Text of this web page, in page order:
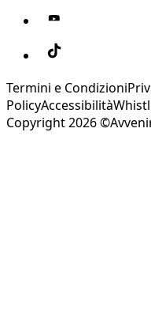
Termini e Condizioni
PolicyAccessibilità
Copyright 2026